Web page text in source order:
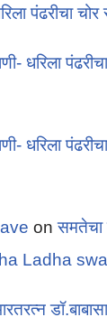
पंढरीचा चोर
धरिला
धरिला
onसमतेचा
Ladha